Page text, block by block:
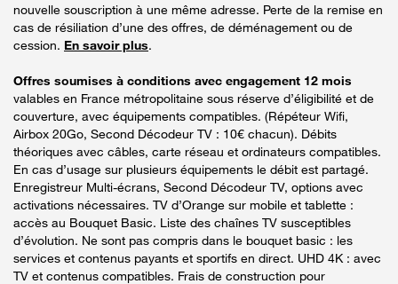
nouvelle souscription à une même adresse. Perte de la remise en
cas de résiliation d’une des offres, de déménagement ou de
cession. En savoir plus.
Offres soumises à conditions avec engagement 12 mois
valables en France métropolitaine sous réserve d’éligibilité et de
couverture, avec équipements compatibles. (Répéteur Wifi,
Airbox 20Go, Second Décodeur TV : 10€ chacun). Débits
théoriques avec câbles, carte réseau et ordinateurs compatibles.
En cas d’usage sur plusieurs équipements le débit est partagé.
Enregistreur Multi-écrans, Second Décodeur TV, options avec
activations nécessaires. TV d’Orange sur mobile et tablette :
accès au Bouquet Basic. Liste des chaînes TV susceptibles
d’évolution. Ne sont pas compris dans le bouquet basic : les
services et contenus payants et sportifs en direct. UHD 4K : avec
TV et contenus compatibles. Frais de construction pour